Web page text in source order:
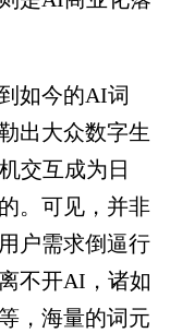
如今的AI词
出大众数字生
交互成为日
。可见，并非
户需求倒逼行
不开AI，诸如
，海量的词元